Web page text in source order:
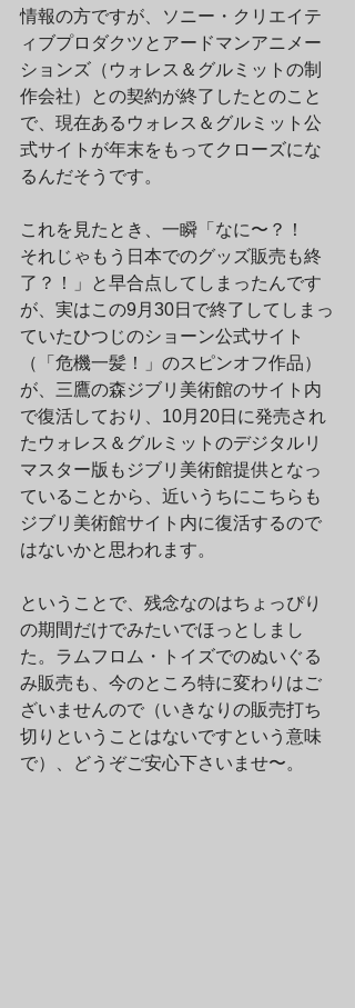
情報の方ですが、ソニー・クリエイテ
ィブプロダクツとアードマンアニメー
ションズ（ウォレス＆グルミットの制
作会社）との契約が終了したとのこと
で、現在あるウォレス＆グルミット公
式サイトが年末をもってクローズにな
るんだそうです。
これを見たとき、一瞬「なに〜？！
それじゃもう日本でのグッズ販売も終
了？！」と早合点してしまったんです
が、実はこの9月30日で終了してしまっ
ていたひつじのショーン公式サイト
（「危機一髪！」のスピンオフ作品）
が、三鷹の森ジブリ美術館のサイト内
で復活しており、10月20日に発売され
たウォレス＆グルミットのデジタルリ
マスター版もジブリ美術館提供となっ
ていることから、近いうちにこちらも
ジブリ美術館サイト内に復活するので
はないかと思われます。
ということで、残念なのはちょっぴり
の期間だけでみたいでほっとしまし
た。ラムフロム・トイズでのぬいぐる
み販売も、今のところ特に変わりはご
ざいませんので（いきなりの販売打ち
切りということはないですという意味
で）、どうぞご安心下さいませ〜。